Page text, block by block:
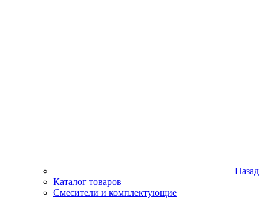
Назад
Каталог товаров
Смесители и комплектующие